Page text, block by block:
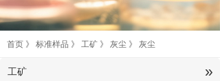
首页 》 标准样品 》 工矿 》 灰尘 》 灰尘
工矿 »